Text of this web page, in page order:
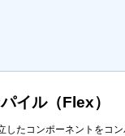
イル（Flex）
たコンポーネントを